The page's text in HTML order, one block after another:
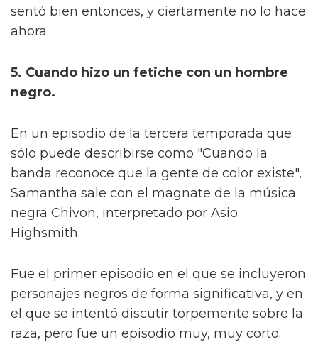
sentó bien entonces, y ciertamente no lo hace
ahora.
5. Cuando hizo un fetiche con un hombre
negro.
En un episodio de la tercera temporada que
sólo puede describirse como "Cuando la
banda reconoce que la gente de color existe",
Samantha sale con el magnate de la música
negra Chivon, interpretado por Asio
Highsmith.
Fue el primer episodio en el que se incluyeron
personajes negros de forma significativa, y en
el que se intentó discutir torpemente sobre la
raza, pero fue un episodio muy, muy corto.